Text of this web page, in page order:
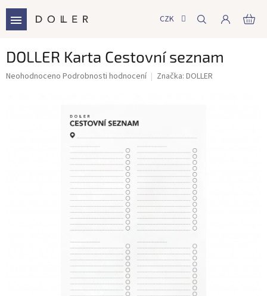
obsah
CZK
DOLLER Karta Cestovní seznam
Průměrné
Neohodnoceno Podrobnosti hodnocení Značka: DOLLER